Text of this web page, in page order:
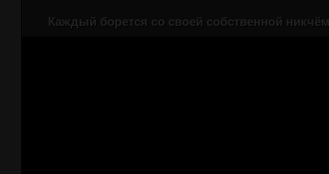
Каждый борется со своей собственной